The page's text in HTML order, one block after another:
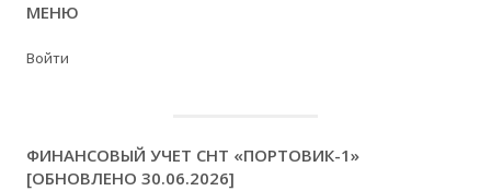
МЕНЮ
Войти
ФИНАНСОВЫЙ УЧЕТ СНТ «ПОРТОВИК-1»
[ОБНОВЛЕНО 30.06.2026]